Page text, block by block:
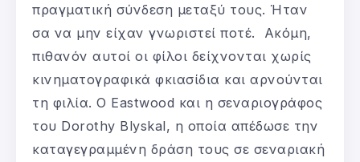
πραγματική σύνδεση μεταξύ τους. Ήταν
σα να μην είχαν γνωριστεί ποτέ. Ακόμη,
πιθανόν αυτοί οι φίλοι δείχνονται χωρίς
κινηματογραφικά φκιασίδια και αρνούνται
τη φιλία. Ο Eastwood και η σεναριογράφος
του Dorothy Blyskal, η οποία απέδωσε την
καταγεγραμμένη δράση τους σε σεναριακή